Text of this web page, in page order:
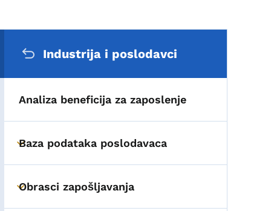
Industrija i poslodavci
Analiza beneficija za zaposlenje
Toggle submenu
Baza podataka poslodavaca
Toggle submenu
Obrasci zapošljavanja